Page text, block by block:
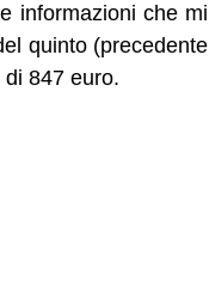
informazioni che mi
quinto (precedente
847 euro.